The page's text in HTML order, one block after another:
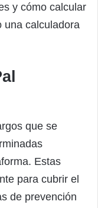
y cómo calcular
una calculadora
que se
Estas
para cubrir el
de prevención